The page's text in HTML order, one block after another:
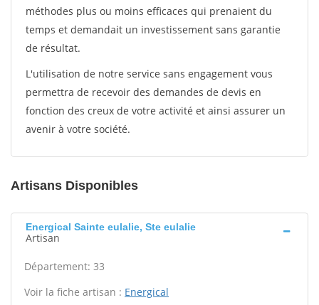
méthodes plus ou moins efficaces qui prenaient du
temps et demandait un investissement sans garantie
de résultat.
L'utilisation de notre service sans engagement vous
permettra de recevoir des demandes de devis en
fonction des creux de votre activité et ainsi assurer un
avenir à votre société.
Artisans Disponibles
Energical Sainte eulalie, Ste eulalie
Artisan
Département: 33
Voir la fiche artisan : Energical